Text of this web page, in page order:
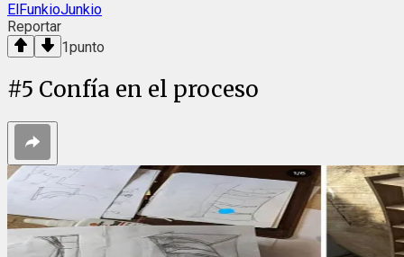
ElFunkioJunkio
Reportar
1punto
#5 Confía en el proceso